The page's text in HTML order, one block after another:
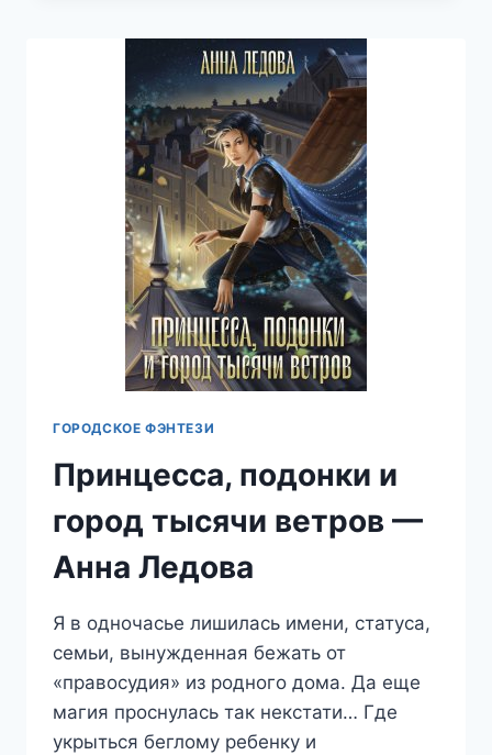
МЕСТЬ
АННА
ЛЕДОВА
ГОРОДСКОЕ ФЭНТЕЗИ
Принцесса, подонки и
город тысячи ветров —
Анна Ледова
Я в одночасье лишилась имени, статуса,
семьи, вынужденная бежать от
«правосудия» из родного дома. Да еще
магия проснулась так некстати… Где
укрыться беглому ребенку и